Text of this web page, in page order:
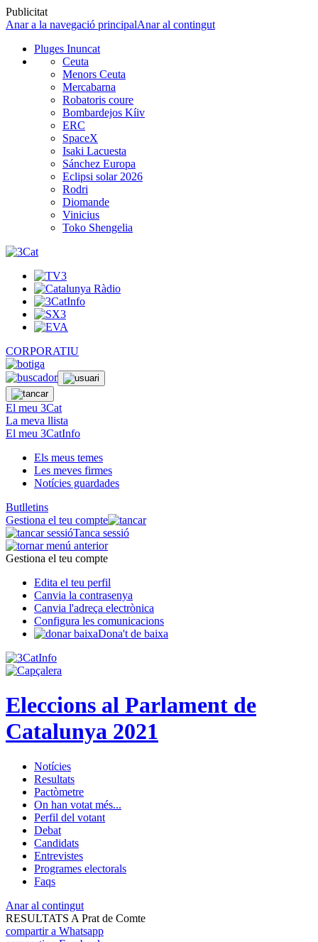
Publicitat
Anar a la navegació principalAnar al contingut
Pluges Inuncat
Ceuta
Menors Ceuta
Mercabarna
Robatoris coure
Bombardejos Kíiv
ERC
SpaceX
Isaki Lacuesta
Sánchez Europa
Eclipsi solar 2026
Rodri
Diomande
Vinicius
Toko Shengelia
CORPORATIU
El meu 3Cat
La meva llista
El meu 3CatInfo
Els meus temes
Les meves firmes
Notícies guardades
Butlletins
Gestiona el teu compte
Tanca sessió
Gestiona el teu compte
Edita el teu perfil
Canvia la contrasenya
Canvia l'adreça electrònica
Configura les comunicacions
Dona't de baixa
Eleccions al Parlament de
Catalunya 2021
Notícies
Resultats
Pactòmetre
On han votat més...
Perfil del votant
Debat
Candidats
Entrevistes
Programes electorals
Faqs
Anar al contingut
RESULTATS A Prat de Comte
compartir a Whatsapp